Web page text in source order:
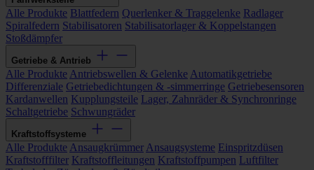
Alle Produkte Blattfedern Querlenker & Traggelenke Radlager
Spiralfedern Stabilisatoren Stabilisatorlager & Koppelstangen
Stoßdämpfer
Getriebe & Antrieb
Alle Produkte Antriebswellen & Gelenke Automatikgetriebe
Differenziale Getriebedichtungen & -simmerringe Getriebesensoren
Kardanwellen Kupplungsteile Lager, Zahnräder & Synchronringe
Schaltgetriebe Schwungräder
Kraftstoffsysteme
Alle Produkte Ansaugkrümmer Ansaugsysteme Einspritzdüsen
Kraftstofffilter Kraftstoffleitungen Kraftstoffpumpen Luftfilter